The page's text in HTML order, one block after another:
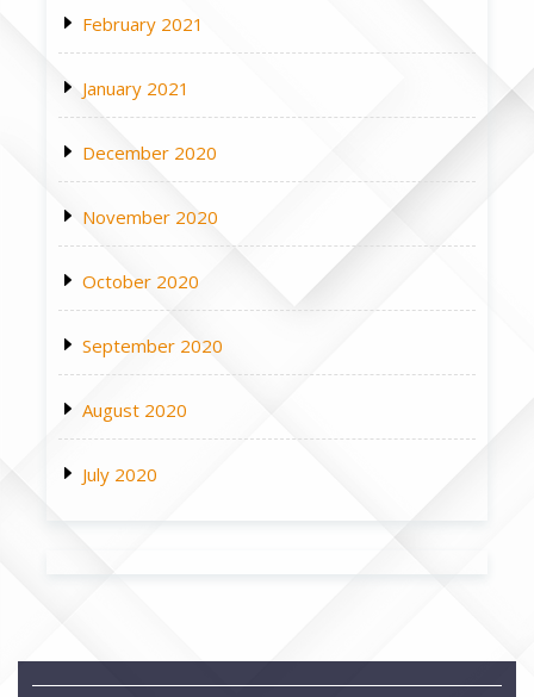
February 2021
January 2021
December 2020
November 2020
October 2020
September 2020
August 2020
July 2020